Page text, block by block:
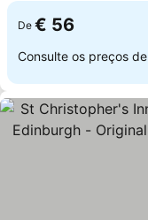
De € 56
Consulte os preços de